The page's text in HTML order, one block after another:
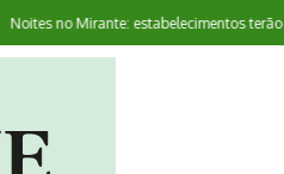
no Mirante: estabelecimentos terão